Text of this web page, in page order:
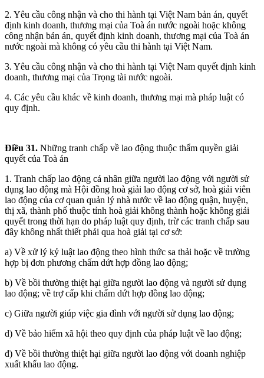
2. Yêu cầu công nhận và cho thi hành tại Việt Nam bản án, quyết
định kinh doanh, thương mại của Toà án nước ngoài hoặc không
công nhận bản án, quyết định kinh doanh, thương mại của Toà án
nước ngoài mà không có yêu cầu thi hành tại Việt Nam.
3. Yêu cầu công nhận và cho thi hành tại Việt Nam quyết định kinh
doanh, thương mại của Trọng tài nước ngoài.
4. Các yêu cầu khác về kinh doanh, thương mại mà pháp luật có
quy định.
Điều 31. Những tranh chấp về lao động thuộc thẩm quyền giải
quyết của Toà án
1. Tranh chấp lao động cá nhân giữa người lao động với người sử
dụng lao động mà Hội đồng hoà giải lao động cơ sở, hoà giải viên
lao động của cơ quan quản lý nhà nước về lao động quận, huyện,
thị xã, thành phố thuộc tỉnh hoà giải không thành hoặc không giải
quyết trong thời hạn do pháp luật quy định, trừ các tranh chấp sau
đây không nhất thiết phải qua hoà giải tại cơ sở:
a) Về xử lý kỷ luật lao động theo hình thức sa thải hoặc về trường
hợp bị đơn phương chấm dứt hợp đồng lao động;
b) Về bồi thường thiệt hại giữa người lao động và người sử dụng
lao động; về trợ cấp khi chấm dứt hợp đồng lao động;
c) Giữa người giúp việc gia đình với người sử dụng lao động;
d) Về bảo hiểm xã hội theo quy định của pháp luật về lao động;
đ) Về bồi thường thiệt hại giữa người lao động với doanh nghiệp
xuất khẩu lao động.